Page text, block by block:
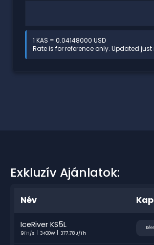
1 KAS = 0.04148000 USD
Rate is for reference only. Updated just
Exkluzív Ajánlatok:
Név
IceRiver KS5L
9TH/s 3400W 377.78 J/Th